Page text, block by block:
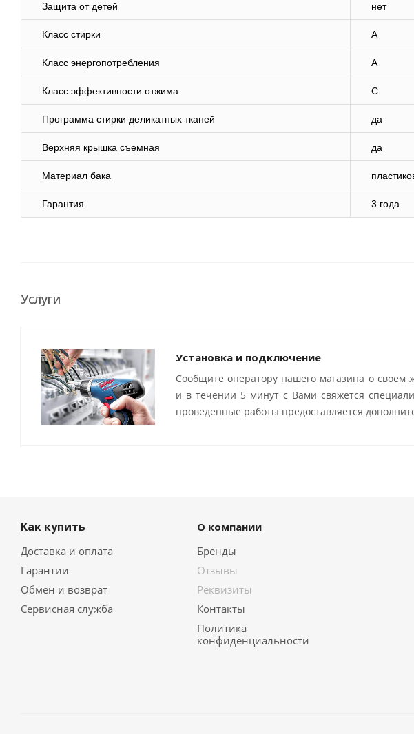
Защита от детей нет
Класс стирки A
Класс энергопотребления A
Класс эффективности отжима C
Программа стирки деликатных тканей да
Верхняя крышка съемная да
Материал бака
Гарантия 3 года
Услуги
Установка и подключение
Сообщите оператору нашего магазина о своем
и в течении 5 минут с Вами свяжется
проведенные работы предоставляется
Как купить
Доставка и оплата
Гарантии
Обмен и возврат
Сервисная служба
О компании
Бренды
Отзывы
Реквизиты
Контакты
Политика
конфиденциальности